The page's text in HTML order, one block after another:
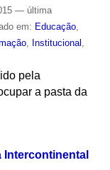
— última
em: Educação,
, Institucional ,
pela
a pasta da
Intercontinental